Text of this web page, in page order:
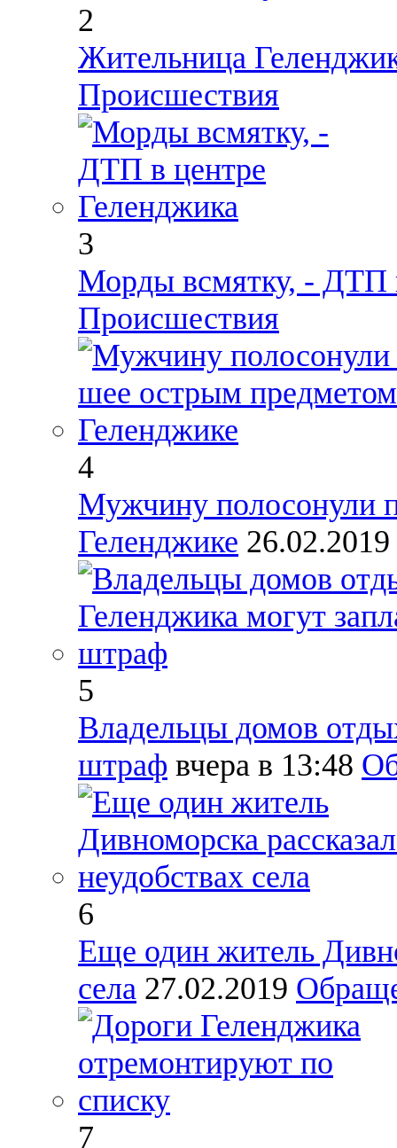
2
Жительница
Происшествия
3
Морды всмятку, - ДТП
Происшествия
4
Мужчину полосонули
Геленджике 26.02.2019
5
Владельцы домов
штраф вчера в 13:48
6
Еще один житель
села 27.02.2019
7